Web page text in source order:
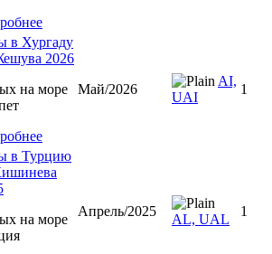
в Хургаду
2026
на море
Май/2026
AI,
UAI
1
в Турцию
на море
Апрель/2025
AL, UAL
1